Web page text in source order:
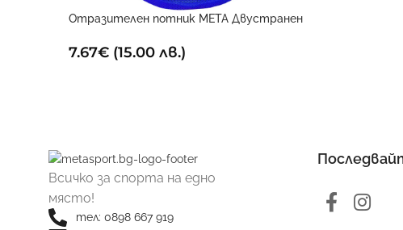
Отразителен потник META Двустранен
7.67€ (15.00 лв.)
Всичко за спорта на едно
място!
тел: 0898 667 919